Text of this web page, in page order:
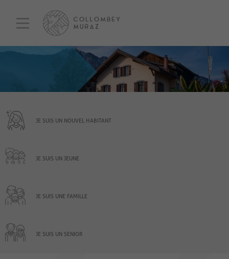
JE SUIS UN NOUVEL HABITANT
JE SUIS UN JEUNE
JE SUIS UNE FAMILLE
JE SUIS UN SENIOR